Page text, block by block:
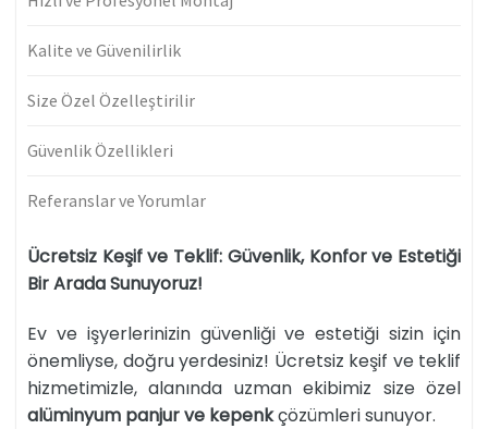
Kalite ve Güvenilirlik
Size Özel Özelleştirilir
Güvenlik Özellikleri
Referanslar ve Yorumlar
Ücretsiz Keşif ve Teklif: Güvenlik, Konfor ve Estetiği
Bir Arada Sunuyoruz!
Ev ve işyerlerinizin güvenliği ve estetiği sizin için
önemliyse, doğru yerdesiniz! Ücretsiz keşif ve teklif
hizmetimizle, alanında uzman ekibimiz size özel
alüminyum panjur ve kepenkçözümleri sunuyor.